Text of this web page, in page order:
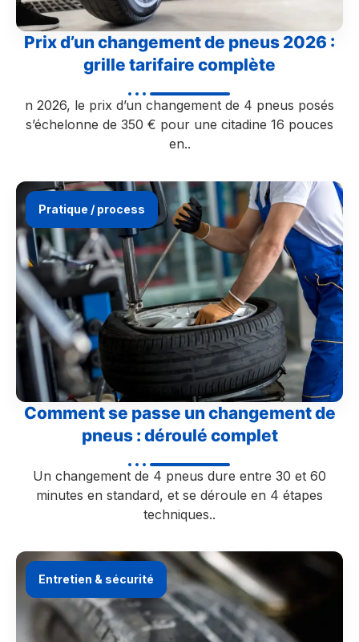
Prix d’un changement de pneus 2026 :
grille tarifaire complète
n 2026, le prix d’un changement de 4 pneus posés
s’échelonne de 350 € pour une citadine 16 pouces
en..
Pratique / process
Comment se passe un changement de
pneus : déroulé complet
Un changement de 4 pneus dure entre 30 et 60
minutes en standard, et se déroule en 4 étapes
techniques..
Entretien & sécurité